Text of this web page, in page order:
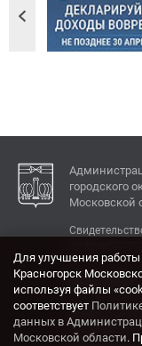
городского
Московской
КОНТАКТЫ
Адрес:
ул. Ленина,
Для улучшения работы
Красногорск
используя файлы
соответствует
данных в
Московской области.